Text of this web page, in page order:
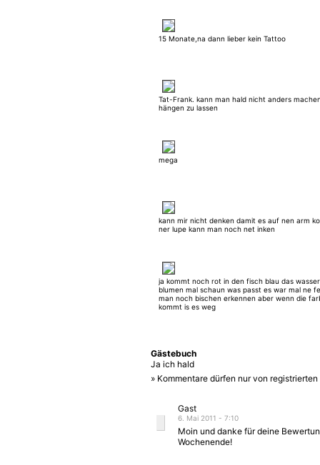
15 Monate,na dann lieber kein Tattoo
Tat-Frank. kann man hald nicht anders
hängen zu lassen
mega
kann mir nicht denken damit es auf nen arm
ner lupe kann man noch net inken
ja kommt noch rot in den fisch blau das
blumen mal schaun was passt es war mal ne
man noch bischen erkennen aber wenn die
kommt is es weg
Gästebuch
Ja ich hald
» Kommentare dürfen nur von
Gast
6. Mai 2011 - 7:10
Moin und danke für deine
Wochenende!